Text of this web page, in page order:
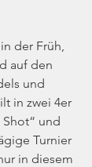
der Früh,
auf den
und
in zwei 4er
Shot“ und
Turnier
in diesem